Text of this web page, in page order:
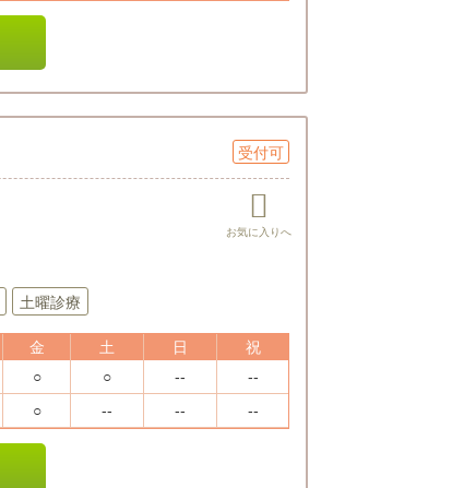
受付可
土曜診療
金 土 日
祝
○ ○ --
--
○ -- -- --